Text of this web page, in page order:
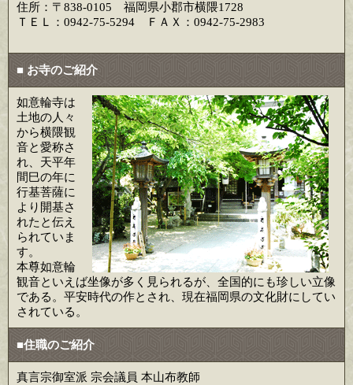
住所：〒838-0105 福岡県小郡市横隈1728
ＴＥＬ：0942-75-5294 ＦＡＸ：0942-75-2983
■ お寺のご紹介
如意輪寺は
土地の人々
から横隈観
音と愛称さ
れ、天平年
間巳の年に
行基菩薩に
より開基さ
れたと伝え
られていま
す。
本尊如意輪
観音といえば坐像が多く見られるが、全国的にも珍しい立像
である。平安時代の作とされ、現在福岡県の文化財にしてい
されている。
■住職のご紹介
真言宗御室派 宗会議員 本山布教師